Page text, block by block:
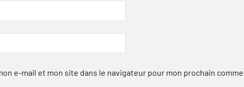
e-mail et mon site dans le navigateur pour mon prochain